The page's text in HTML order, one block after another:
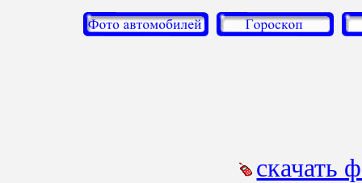
скачать